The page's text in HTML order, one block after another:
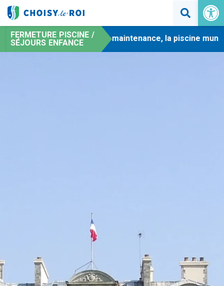
Ouvrir
FERMETURE PISCINE /
SÉJOURS ENFANCE
En raison de travaux de maintenance, la piscine